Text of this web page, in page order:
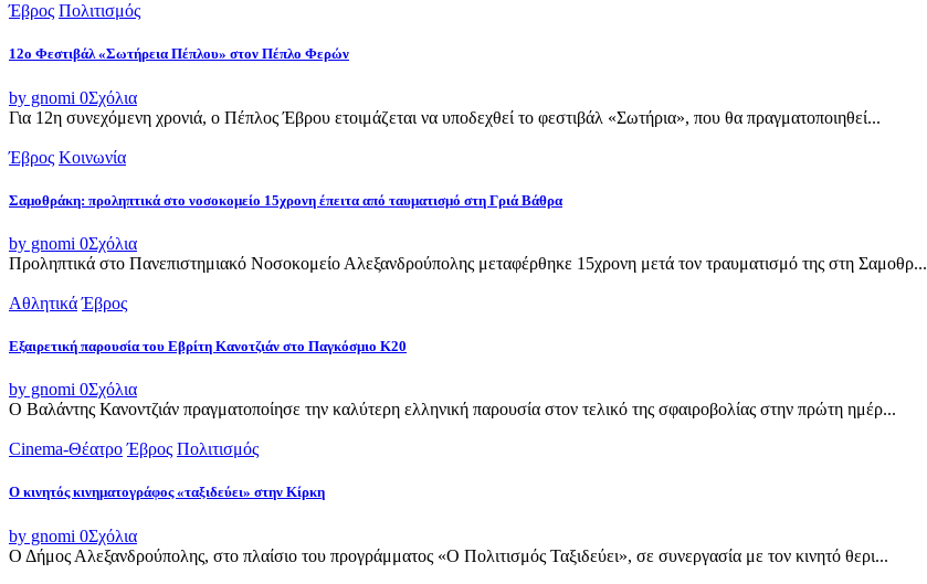
Έβρος Πολιτισμός
12ο Φεστιβάλ «Σωτήρεια Πέπλου» στον Πέπλο Φερών
by gnomi 0Σχόλια
Για 12η συνεχόμενη χρονιά, ο Πέπλος Έβρου ετοιμάζεται να υποδεχθεί το φεστιβάλ «Σωτήρια», που θα πραγματοποιηθεί...
Έβρος Κοινωνία
Σαμοθράκη: προληπτικά στο νοσοκομείο 15χρονη έπειτα από ταυματισμό στη Γριά Βάθρα
by gnomi 0Σχόλια
Προληπτικά στο Πανεπιστημιακό Νοσοκομείο Αλεξανδρούπολης μεταφέρθηκε 15χρονη μετά τον τραυματισμό της στη Σαμοθρ...
Αθλητικά Έβρος
Εξαιρετική παρουσία του Εβρίτη Κανοτζιάν στο Παγκόσμιο Κ20
by gnomi 0Σχόλια
Ο Βαλάντης Κανοντζιάν πραγματοποίησε την καλύτερη ελληνική παρουσία στον τελικό της σφαιροβολίας στην πρώτη ημέρ...
Cinema-Θέατρο Έβρος Πολιτισμός
Ο κινητός κινηματογράφος «ταξιδεύει» στην Κίρκη
by gnomi 0Σχόλια
Ο Δήμος Αλεξανδρούπολης, στο πλαίσιο του προγράμματος «Ο Πολιτισμός Ταξιδεύει», σε συνεργασία με τον κινητό θερι...